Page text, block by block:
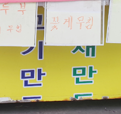
형제방앗간